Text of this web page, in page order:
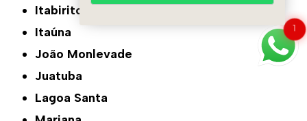
Itabirito
Itaúna
João Monlevade
Juatuba
Lagoa Santa
1